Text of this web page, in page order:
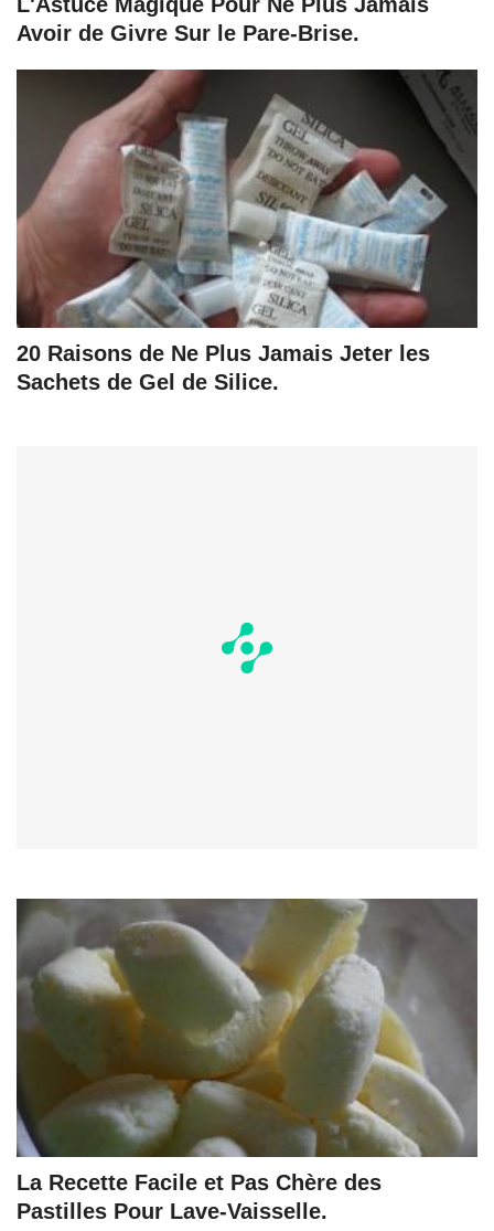
Avoir de Givre Sur le Pare-Brise.
20 Raisons de Ne Plus Jamais Jeter les
Sachets de Gel de Silice.
La Recette Facile et Pas Chère des
Pastilles Pour Lave-Vaisselle.